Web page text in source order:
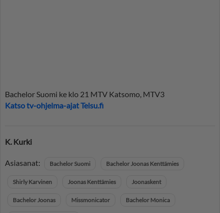
Bachelor Suomi ke klo 21 MTV Katsomo, MTV3
Katso tv-ohjelma-ajat Telsu.fi
K. Kurki
Asiasanat: Bachelor Suomi Bachelor Joonas Kenttämies
Shirly Karvinen Joonas Kenttämies Joonaskent
Bachelor Joonas Missmonicator Bachelor Monica